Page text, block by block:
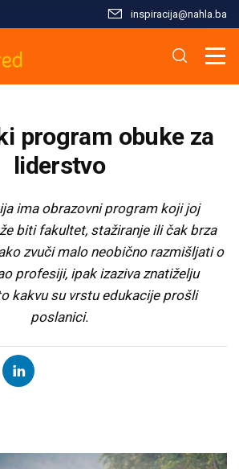
inspiracija@nahla.bа
program obuke za
liderstvo
ima obrazovni program koji joj
biti fakultet, stažiranje ili čak brza
zvuči malo neobično razmišljati o
profesiji, ipak izaziva znatiželju
kakvu su vrstu edukacije prošli
poslanici.
Kur'an
izazovi
islamu
civilizacija